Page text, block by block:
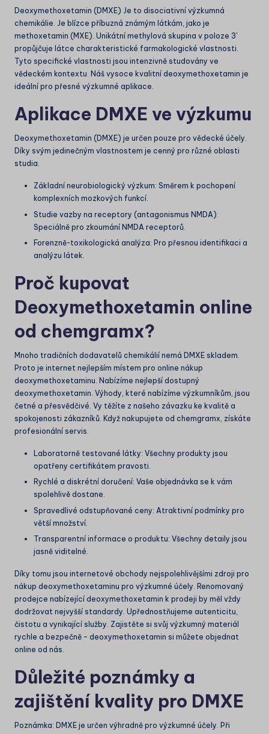
Deoxymethoxetamin (DMXE) Je to disociativní výzkumná
chemikálie. Je blízce příbuzná známým látkám, jako je
methoxetamin (MXE). Unikátní methylová skupina v poloze 3'
propůjčuje látce charakteristické farmakologické vlastnosti.
Tyto specifické vlastnosti jsou intenzivně studovány ve
vědeckém kontextu. Náš vysoce kvalitní deoxymethoxetamin je
ideální pro přesné výzkumné aplikace.
Aplikace DMXE ve výzkumu
Deoxymethoxetamin (DMXE) je určen pouze pro vědecké účely.
Díky svým jedinečným vlastnostem je cenný pro různé oblasti
studia.
Základní neurobiologický výzkum: Směrem k pochopení
komplexních mozkových funkcí.
Studie vazby na receptory (antagonismus NMDA):
Speciálně pro zkoumání NMDA receptorů.
Forenzně-toxikologická analýza: Pro přesnou identifikaci a
analýzu látek.
Proč kupovat
Deoxymethoxetamin online
od chemgramx?
Mnoho tradičních dodavatelů chemikálií nemá DMXE skladem.
Proto je internet nejlepším místem pro online nákup
deoxymethoxetaminu. Nabízíme nejlepší dostupný
deoxymethoxetamin. Výhody, které nabízíme výzkumníkům, jsou
četné a přesvědčivé. Vy těžíte z našeho závazku ke kvalitě a
spokojenosti zákazníků. Když nakupujete od chemgramx, získáte
profesionální servis.
Laboratorně testované látky: Všechny produkty jsou
opatřeny certifikátem pravosti.
Rychlé a diskrétní doručení: Vaše objednávka se k vám
spolehlivě dostane.
Spravedlivé odstupňované ceny: Atraktivní podmínky pro
větší množství.
Transparentní informace o produktu: Všechny detaily jsou
jasně viditelné.
Díky tomu jsou internetové obchody nejspolehlivějšími zdroji pro
nákup deoxymethoxetaminu pro výzkumné účely. Renomovaný
prodejce nabízející deoxymethoxetamin k prodeji by měl vždy
dodržovat nejvyšší standardy. Upřednostňujeme autenticitu,
čistotu a vynikající služby. Zajistěte si svůj výzkumný materiál
rychle a bezpečně – deoxymethoxetamin si můžete objednat
online od nás.
Důležité poznámky a
zajištění kvality pro DMXE
Poznámka: DMXE je určen výhradně pro výzkumné účely. Při